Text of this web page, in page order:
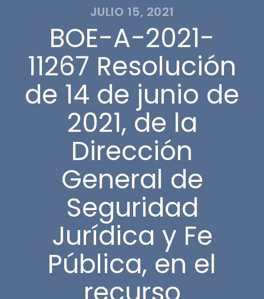
JULIO 15, 2021
BOE-A-2021-
11267 Resolución
de 14 de junio de
2021, de la
Dirección
General de
Seguridad
Jurídica y Fe
Pública, en el